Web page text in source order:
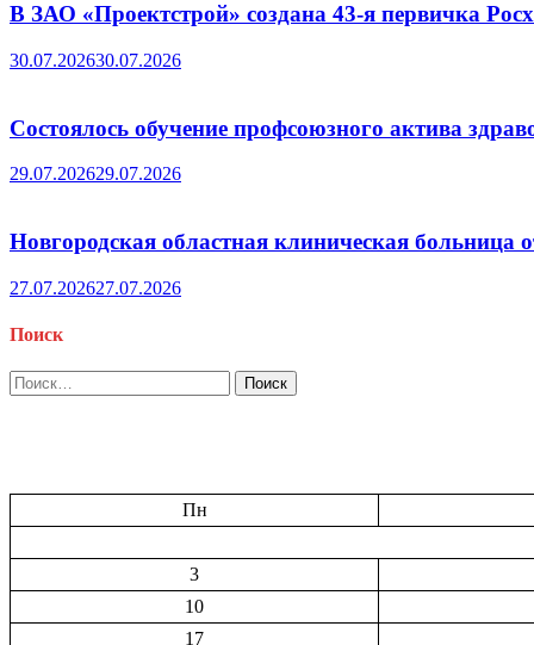
В ЗАО «Проектстрой» создана 43-я первичка
30.07.202630.07.2026
Состоялось обучение профсоюзного актива
29.07.202629.07.2026
Новгородская областная клиническая больница
27.07.202627.07.2026
Поиск
Найти:
Пн
3
10
17